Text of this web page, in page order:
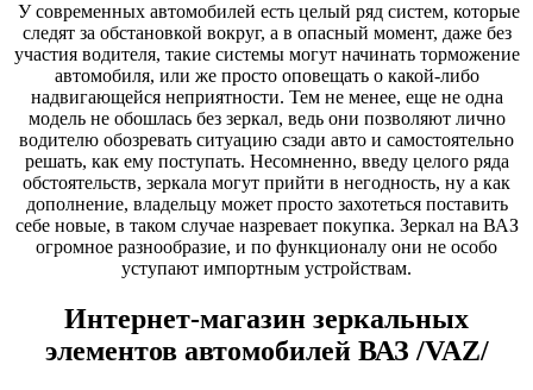
У современных автомобилей есть целый ряд систем, которые
следят за обстановкой вокруг, а в опасный момент, даже без
участия водителя, такие системы могут начинать торможение
автомобиля, или же просто оповещать о какой-либо
надвигающейся неприятности. Тем не менее, еще не одна
модель не обошлась без зеркал, ведь они позволяют лично
водителю обозревать ситуацию сзади авто и самостоятельно
решать, как ему поступать. Несомненно, введу целого ряда
обстоятельств, зеркала могут прийти в негодность, ну а как
дополнение, владельцу может просто захотеться поставить
себе новые, в таком случае назревает покупка. Зеркал на ВАЗ
огромное разнообразие, и по функционалу они не особо
уступают импортным устройствам.
Интернет-магазин зеркальных
элементов автомобилей ВАЗ /VAZ/